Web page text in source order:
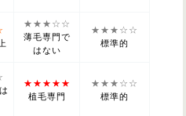
★★★☆☆
薄毛専門で
はない
★★★☆☆
標準的
★★★★★
植毛専門
★★★☆☆
標準的